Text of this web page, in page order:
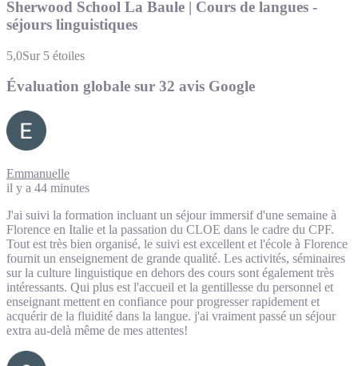
Sherwood School La Baule | Cours de langues -
séjours linguistiques
5,0Sur 5 étoiles
Évaluation globale sur 32 avis Google
Emmanuelle
il y a 44 minutes
J'ai suivi la formation incluant un séjour immersif d'une semaine à
Florence en Italie et la passation du CLOE dans le cadre du CPF.
Tout est très bien organisé, le suivi est excellent et l'école à Florence
fournit un enseignement de grande qualité. Les activités, séminaires
sur la culture linguistique en dehors des cours sont également très
intéressants. Qui plus est l'accueil et la gentillesse du personnel et
enseignant mettent en confiance pour progresser rapidement et
acquérir de la fluidité dans la langue. j'ai vraiment passé un séjour
extra au-delà même de mes attentes!